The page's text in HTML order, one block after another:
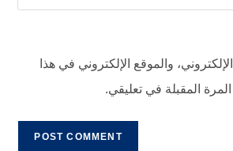
والموقع الإلكتروني في هذا
المقبلة في تعليقي.